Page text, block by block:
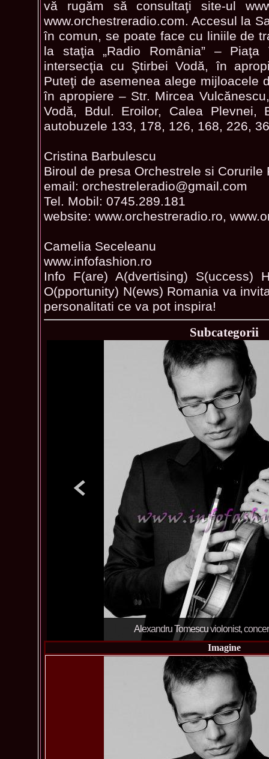
vă rugăm să consultaţi site-ul
www.orchestreradio.com. Accesul la
în comun, se poate face cu liniile de
la staţia „Radio România” –
intersecţia cu Ştirbei Vodă, în
Puteţi de asemenea alege mijloacele
în apropiere – Str. Mircea
Vodă, Bdul. Eroilor, Calea Plevnei,
autobuzele 133, 178, 126, 168, 226,
Cristina Barbulescu
Biroul de presa Orchestrele si Corurile
email: orchestreleradio@gmail.com
Tel. Mobil: 0745.289.181
website: www.orchestreradio.ro,
Camelia Seceleanu
www.infofashion.ro
Info F(are) A(dvertising) S(uccess)
O(pportunity) N(ews) Romania va
personalitati ce va pot inspira!
Subcategorii
Alexandru Tomescu violonist,
Imagine